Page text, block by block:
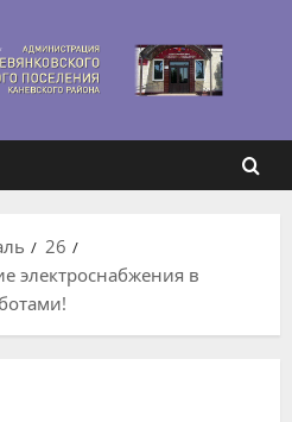
26
электроснабжения в